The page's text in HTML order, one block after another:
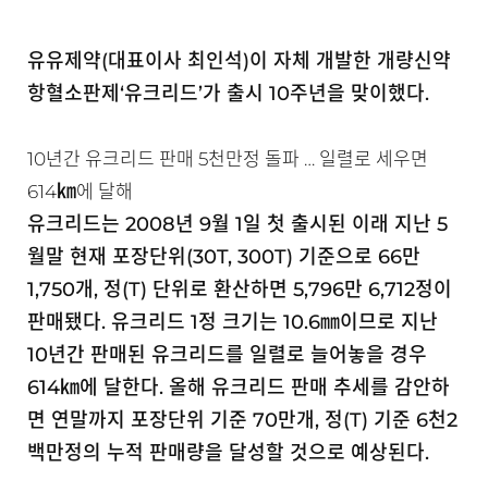
유유제약(대표이사 최인석)이 자체 개발한 개량신약
항혈소판제‘유크리드’가 출시 10주년을 맞이했다.
10년간 유크리드 판매 5천만정 돌파 … 일렬로 세우면
614㎞에 달해
유크리드는 2008년 9월 1일 첫 출시된 이래 지난 5
월말 현재 포장단위(30T, 300T) 기준으로 66만
1,750개, 정(T) 단위로 환산하면 5,796만 6,712정이
판매됐다. 유크리드 1정 크기는 10.6㎜이므로 지난
10년간 판매된 유크리드를 일렬로 늘어놓을 경우
614㎞에 달한다. 올해 유크리드 판매 추세를 감안하
면 연말까지 포장단위 기준 70만개, 정(T) 기준 6천2
백만정의 누적 판매량을 달성할 것으로 예상된다.